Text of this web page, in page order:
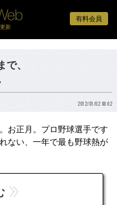
有料会員
新
で、
2012/01/02 08:02
お正月。プロ野球選手です
ない、一年で最も野球熱が